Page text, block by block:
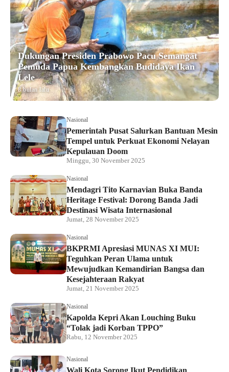
Dukungan Presiden Prabowo Pacu Semangat
Pemuda Papua Kembangkan Budidaya Ikan
Lele
8 bulan lalu
Nasional
Pemerintah Pusat Salurkan Bantuan Mesin
Tempel untuk Perkuat Ekonomi Nelayan
Kepulauan Doom
Minggu, 30 November 2025
Nasional
Mendagri Tito Karnavian Buka Banda
Heritage Festival: Dorong Banda Jadi
Destinasi Wisata Internasional
Jumat, 28 November 2025
Nasional
BKPRMI Apresiasi MUNAS XI MUI:
Teguhkan Peran Ulama untuk
Mewujudkan Kemandirian Bangsa dan
Kesejahteraan Rakyat
Jumat, 21 November 2025
Nasional
Kapolda Kepri Akan Louching Buku
“Tolak jadi Korban TPPO”
Rabu, 12 November 2025
Nasional